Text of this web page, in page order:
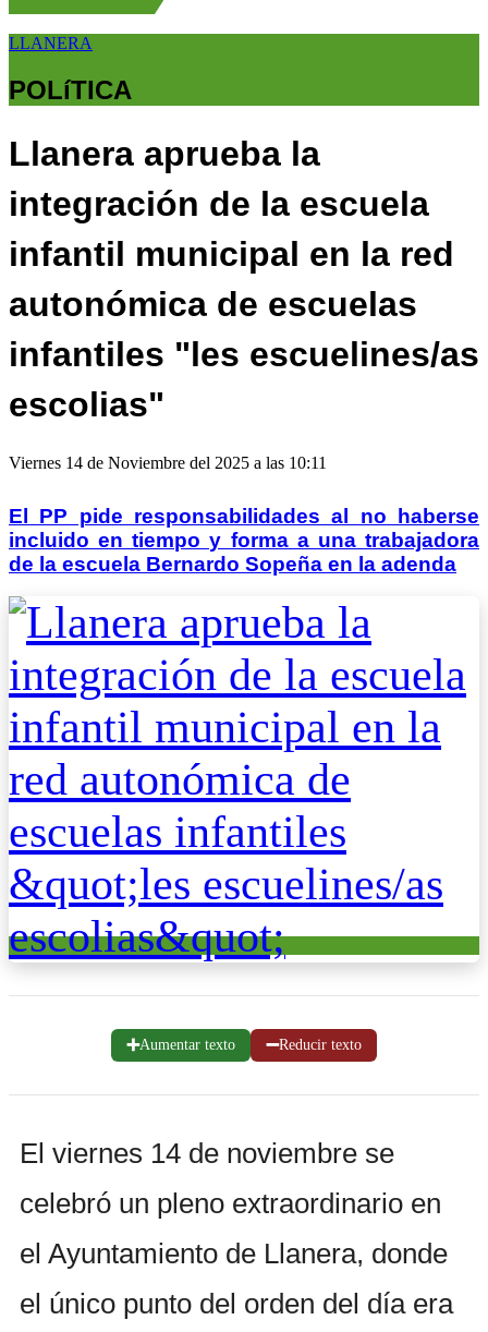
LLANERA
POLíTICA
Llanera aprueba la
integración de la escuela
infantil municipal en la red
autonómica de escuelas
infantiles "les escuelines/as
escolias"
Viernes 14 de Noviembre del 2025 a las 10:11
El PP pide responsabilidades al no haberse
incluido en tiempo y forma a una trabajadora
de la escuela Bernardo Sopeña en la adenda
➕Aumentar texto ➖Reducir texto
El viernes 14 de noviembre se
celebró un pleno extraordinario en
el Ayuntamiento de Llanera, donde
el único punto del orden del día era